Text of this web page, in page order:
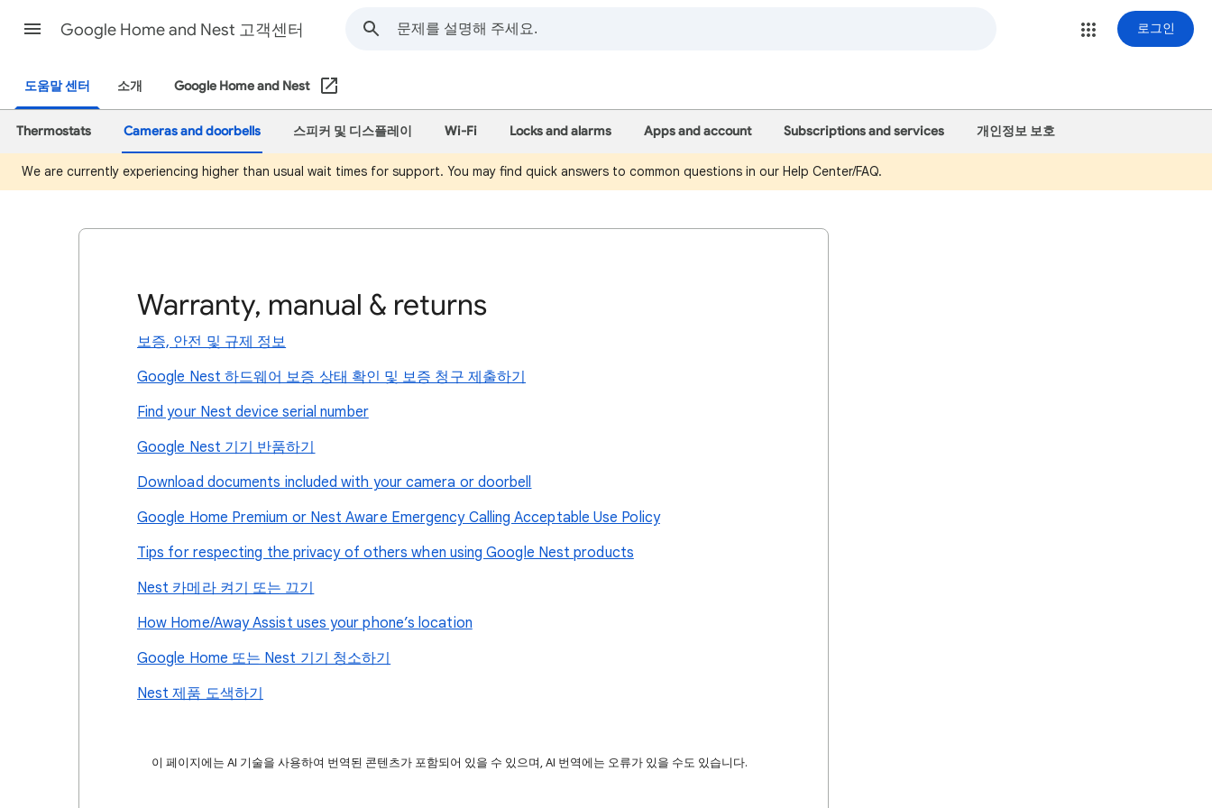
Google Home and Nest 고객센터 로그인
도움말 센터 소개 Google Home and Nest
Thermostats Cameras and doorbells 스피커 및 디스플레이 Wi-Fi Locks and alarms Apps and account Subscriptions and services 개인정보 보호
We are currently experiencing higher than usual wait times for support. You may find quick answers to common questions in our Help Center/FAQ.
Warranty, manual & returns
보증, 안전 및 규제 정보
Google Nest 하드웨어 보증 상태 확인 및 보증 청구 제출하기
Find your Nest device serial number
Google Nest 기기 반품하기
Download documents included with your camera or doorbell
Google Home Premium or Nest Aware Emergency Calling Acceptable Use Policy
Tips for respecting the privacy of others when using Google Nest products
Nest 카메라 켜기 또는 끄기
How Home/Away Assist uses your phone’s location
Google Home 또는 Nest 기기 청소하기
Nest 제품 도색하기
이 페이지에는 AI 기술을 사용하여 번역된 콘텐츠가 포함되어 있을 수 있으며, AI 번역에는 오류가 있을 수도 있습니다.